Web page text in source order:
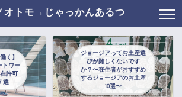
オトモ→じゃっかんあるつ
く】
トワー
許可
選
ジョージアってお土産選
びが難しくないです
か？〜在住者がおすすめ
するジョージアのお土産
10選〜